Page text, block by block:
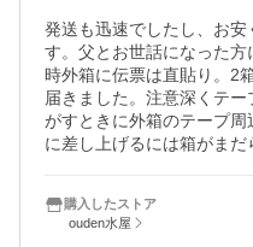
発送も迅速でしたし、お
す。父とお世話になった
時外箱に伝票は直貼り。2
届きました。注意深くテ
がすときに外箱のテープ
に差し上げるには箱がまだ
購入したストア
ouden水屋